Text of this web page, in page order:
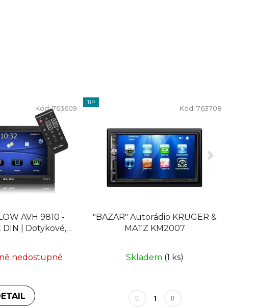
AVH 9810 -
| Dotykové,
nedostupné
Kód:763609
TIP
"BAZAR" Autorádio KRUGER &
MATZ KM2007
Skladem (1 ks)
Kód: 763708